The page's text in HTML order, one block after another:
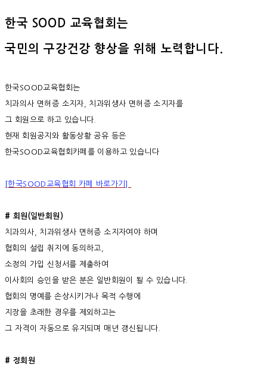
한국 SOOD 교육협회는
국민의 구강건강 향상을 위해 노력합니다.
한국SOOD교육협회는
치과의사 면허증 소지자, 치과위생사 면허증 소지자를
그 회원으로 하고 있습니다.
현재 회원공지와 활동상황 공유 등은
한국SOOD교육협회카페를 이용하고 있습니다
[한국SOOD교육협회 카페 바로가기]
# 회원(일반회원)
치과의사, 치과위생사 면허증 소지자여야 하며
협회의 설립 취지에 동의하고,
소정의 가입 신청서를 제출하여
이사회의 승인을 받은 분은 일반회원이 될 수 있습니다.
협회의 명예를 손상시키거나 목적 수행에
지장을 초래한 경우를 제외하고는
그 자격이 자동으로 유지되며 매년 갱신됩니다.
# 정회원